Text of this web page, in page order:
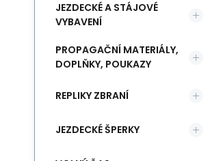
JEZDECKÉ A STÁJOVÉ
VYBAVENÍ
PROPAGAČNÍ MATERIÁLY,
DOPLŇKY, POUKAZY
REPLIKY ZBRANÍ
JEZDECKÉ ŠPERKY